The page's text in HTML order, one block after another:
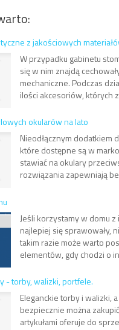
z jakościowych
W przypadku gabinetu
się w nim znajdą
mechaniczne. Podczas
ilości akcesoriów, których
okularów na lato
Nieodłącznym dodatkiem
które dostępne są w
stawiać na okulary
rozwiązania zapewniają
Jeśli korzystamy w domu
najlepiej się sprawowały,
takim razie może warto
elementów, gdy chodzi o
- torby, walizki, portfele.
Eleganckie torby i walizki,
bezpiecznie można
artykułami oferuje do